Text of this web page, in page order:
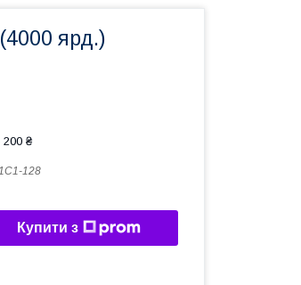
ярд.)
200 ₴
128
Купити з